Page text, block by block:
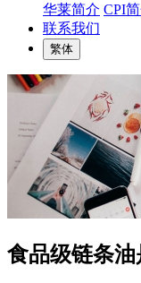
华莱简介 CPI
联系我们
繁体
食品级链条油